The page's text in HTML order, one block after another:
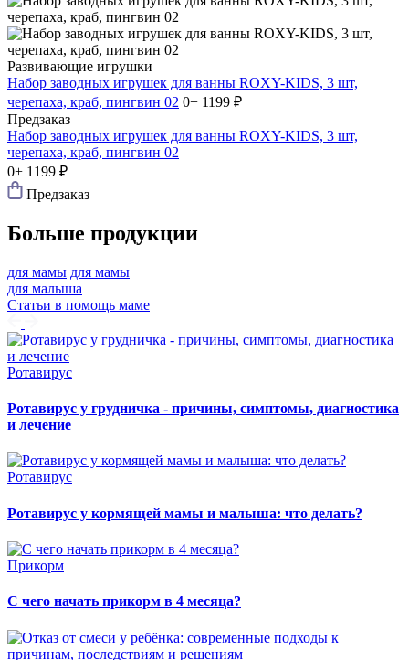
Развивающие игрушки
Набор заводных игрушек для ванны ROXY-KIDS, 3 шт,
черепаха, краб, пингвин 02 0+ 1199 ₽
Предзаказ
Набор заводных игрушек для ванны ROXY-KIDS, 3 шт,
черепаха, краб, пингвин 02
0+ 1199 ₽
Предзаказ
Больше продукции
для мамы для мамы
для малыша
Статьи в помощь маме
Ротавирус
Ротавирус у грудничка - причины, симптомы, диагностика
и лечение
Ротавирус
Ротавирус у кормящей мамы и малыша: что делать?
Прикорм
С чего начать прикорм в 4 месяца?